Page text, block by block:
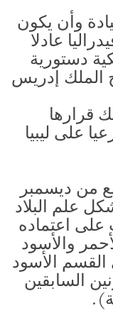
وأن يكون
عادلا
دستورية
الملك إدريس
قرارها
على ليبيا
من ديسمبر
علم البلاد
اعتماده
والأسود
الأسود
السابقين